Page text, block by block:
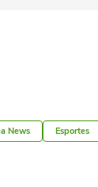
News Esportes